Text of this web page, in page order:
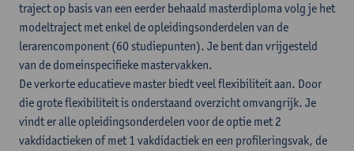
traject op basis van een eerder behaald masterdiploma volg je het
modeltraject met enkel de opleidingsonderdelen van de
lerarencomponent (60 studiepunten). Je bent dan vrijgesteld
van de domeinspecifieke mastervakken.
De verkorte educatieve master biedt veel flexibiliteit aan. Door
die grote flexibiliteit is onderstaand overzicht omvangrijk. Je
vindt er alle opleidingsonderdelen voor de optie met 2
vakdidactieken of met 1 vakdidactiek en een profileringsvak, de